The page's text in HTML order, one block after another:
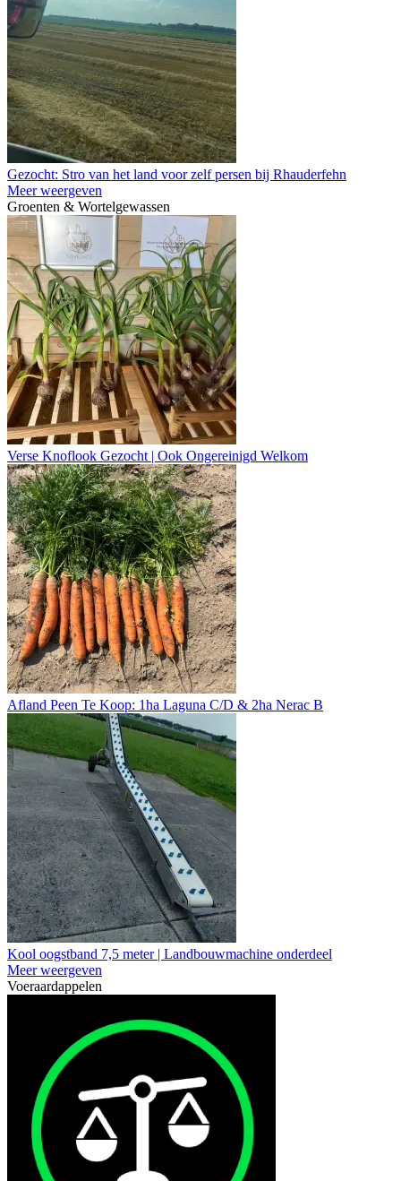
Gezocht: Stro van het land voor zelf persen bij Rhauderfehn
Meer weergeven
Groenten & Wortelgewassen
Verse Knoflook Gezocht | Ook Ongereinigd Welkom
Afland Peen Te Koop: 1ha Laguna C/D & 2ha Nerac B
Kool oogstband 7,5 meter | Landbouwmachine onderdeel
Meer weergeven
Voeraardappelen